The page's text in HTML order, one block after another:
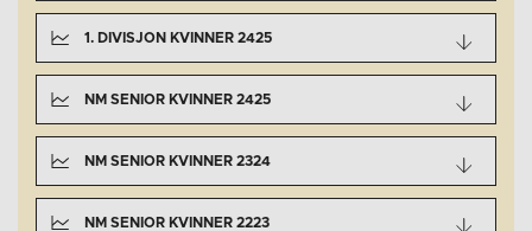
1. DIVISJON KVINNER 2425
NM SENIOR KVINNER 2425
NM SENIOR KVINNER 2324
NM SENIOR KVINNER 2223